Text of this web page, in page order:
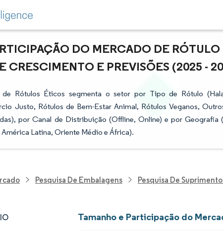
DO MERCADO DE
CRESCIMENTO E PREVISÕES (2025 -
Rótulos Éticos segmenta o setor por Tipo de Rótulo
Justo, Rótulos de Bem-Estar Animal, Rótulos Veganos,
por Canal de Distribuição (Offline, Online) e por Geografia
Latina, Oriente Médio e África).
Pesquisa De Embalagens Pesquisa De
Tamanho e Participação do